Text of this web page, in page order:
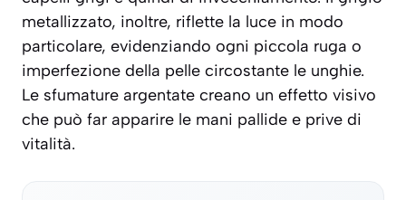
metallizzato, inoltre, riflette la luce in modo
particolare, evidenziando ogni piccola ruga o
imperfezione della pelle circostante le unghie.
Le sfumature argentate creano un effetto visivo
che può far apparire le mani pallide e prive di
vitalità.